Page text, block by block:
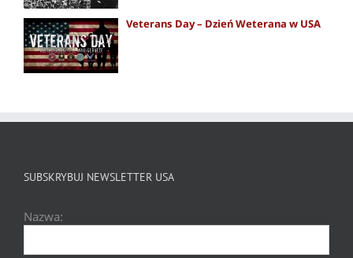
Veterans Day – Dzień Weterana w USA
SUBSKRYBUJ NEWSLETTER USA
Nazwa: